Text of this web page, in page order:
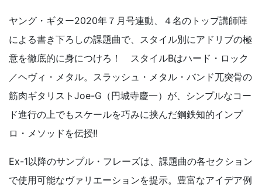
ヤング・ギター2020年７月号連動、４名のトップ講師陣
による書き下ろしの課題曲で、スタイル別にアドリブの極
意を徹底的に身につけろ！ スタイルBはハード・ロック
／ヘヴィ・メタル。スラッシュ・メタル・バンド兀突骨の
筋肉ギタリストJoe-G（円城寺慶一）が、シンプルなコー
ド進行の上でもスケールを巧みに挟んだ鋼鉄知的インプ
ロ・メソッドを伝授!!
Ex-1以降のサンプル・フレーズは、課題曲の各セクション
で使用可能なヴァリエーションを提示。豊富なアイデア例